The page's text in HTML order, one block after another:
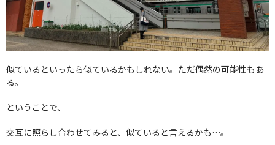
似ているといったら似ているかもしれない。ただ偶然の可能性もあ
る。
ということで、
交互に照らし合わせてみると、似ていると言えるかも…。